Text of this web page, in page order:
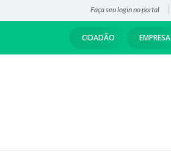
Faça seu login no portal
CIDADÃO EMPRESA